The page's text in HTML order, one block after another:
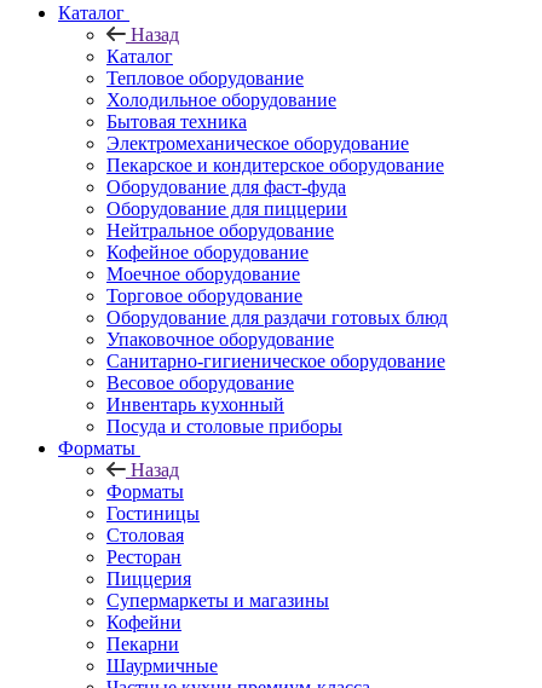
Каталог
Назад
Каталог
Тепловое оборудование
Холодильное оборудование
Бытовая техника
Электромеханическое оборудование
Пекарское и кондитерское оборудование
Оборудование для фаст-фуда
Оборудование для пиццерии
Нейтральное оборудование
Кофейное оборудование
Моечное оборудование
Торговое оборудование
Оборудование для раздачи готовых блюд
Упаковочное оборудование
Санитарно-гигиеническое оборудование
Весовое оборудование
Инвентарь кухонный
Посуда и столовые приборы
Форматы
Назад
Форматы
Гостиницы
Столовая
Ресторан
Пиццерия
Супермаркеты и магазины
Кофейни
Пекарни
Шаурмичные